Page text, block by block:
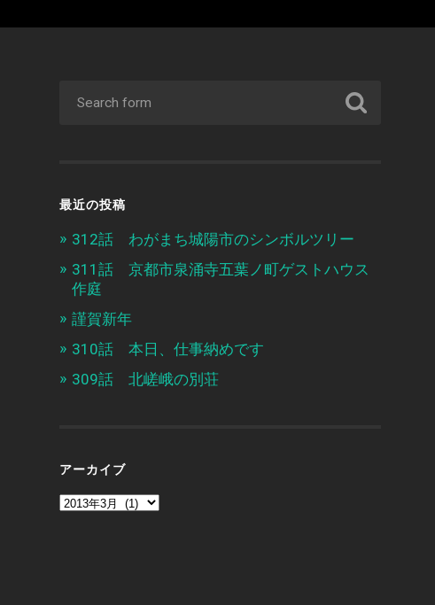
最近の投稿
312話 わがまち城陽市のシンボルツリー
311話 京都市泉涌寺五葉ノ町ゲストハウス
作庭
謹賀新年
310話 本日、仕事納めです
309話 北嵯峨の別荘
アーカイブ